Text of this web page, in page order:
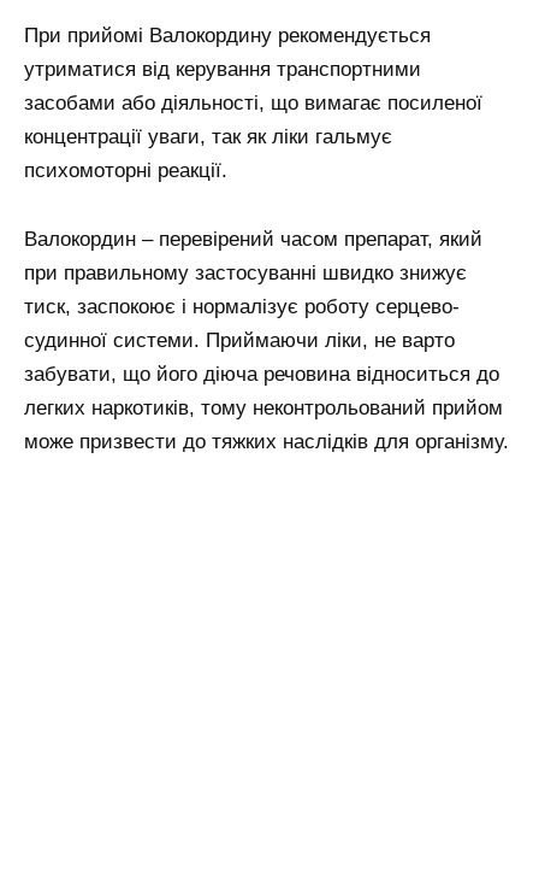
При прийомі Валокордину рекомендується
утриматися від керування транспортними
засобами або діяльності, що вимагає посиленої
концентрації уваги, так як ліки гальмує
психомоторні реакції.
Валокордин – перевірений часом препарат, який
при правильному застосуванні швидко знижує
тиск, заспокоює і нормалізує роботу серцево-
судинної системи. Приймаючи ліки, не варто
забувати, що його діюча речовина відноситься до
легких наркотиків, тому неконтрольований прийом
може призвести до тяжких наслідків для організму.